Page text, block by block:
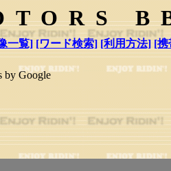
一覧] [ワード検索] [利用方法] [携
by Google